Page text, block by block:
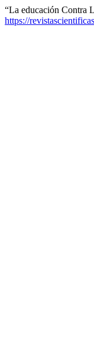
“La educación Contra
https://